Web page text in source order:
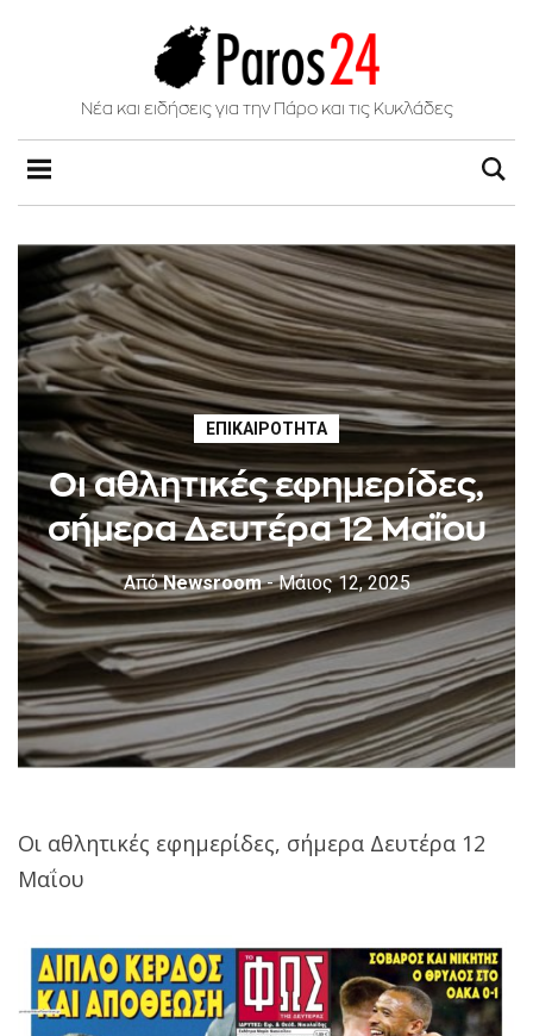
Νέα και ειδήσεις για την Πάρο και τις Κυκλάδες
ΕΠΙΚΑΙΡΌΤΗΤΑ
Οι αθλητικές εφημερίδες,
σήμερα Δευτέρα 12 Μαΐου
ΑπόNewsroom - Μάιος 12, 2025
Οι αθλητικές εφημερίδες, σήμερα Δευτέρα 12
Μαΐου